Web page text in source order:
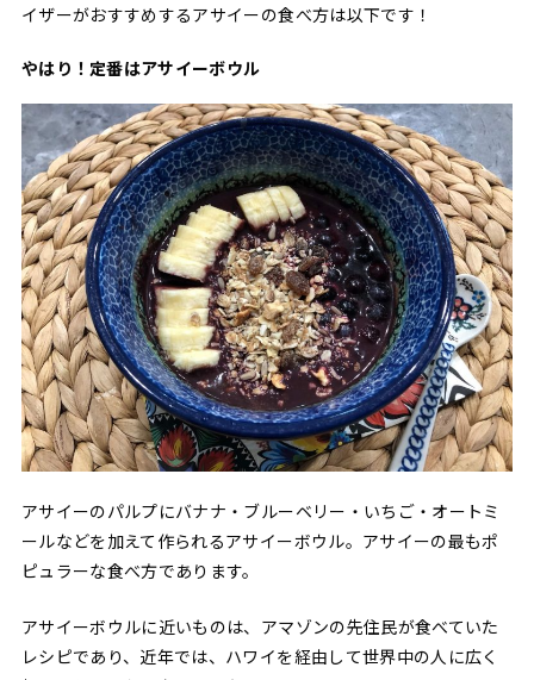
イザーがおすすめするアサイーの食べ方は以下です！
やはり！定番はアサイーボウル
アサイーのパルプにバナナ・ブルーベリー・いちご・オートミ
ールなどを加えて作られるアサイーボウル。アサイーの最もポ
ピュラーな食べ方であります。
アサイーボウルに近いものは、アマゾンの先住民が食べていた
レシピであり、近年では、ハワイを経由して世界中の人に広く